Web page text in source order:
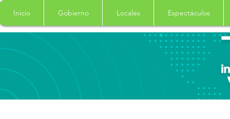
Inicio Gobierno Locales Espectáculos